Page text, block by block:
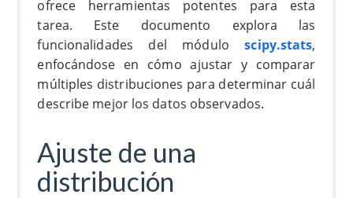
ofrece herramientas potentes para esta
tarea. Este documento explora las
funcionalidades del móduloscipy.stats,
enfocándose en cómo ajustar y comparar
múltiples distribuciones para determinar cuál
describe mejor los datos observados.
Ajuste de una
distribución